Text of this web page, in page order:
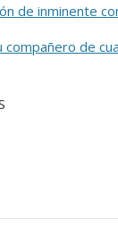
de inminente
compañero de